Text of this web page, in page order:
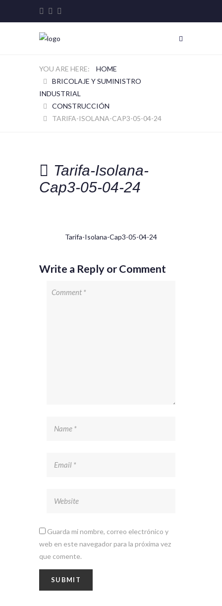
HOME
BRICOLAJE Y SUMINISTRO
INDUSTRIAL
CONSTRUCCIÓN
TARIFA-ISOLANA-CAP3-05-04-24
Tarifa-Isolana-
Cap3-05-04-24
Tarifa-Isolana-Cap3-05-04-24
Write a Reply or Comment
Guarda mi nombre, correo electrónico y
web en este navegador para la próxima vez
que comente.